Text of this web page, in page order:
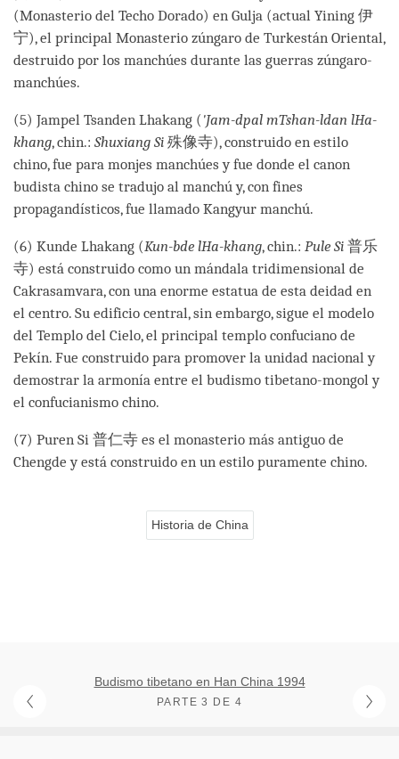
(Monasterio del Techo Dorado) en Gulja (actual Yining 伊
宁), el principal Monasterio zúngaro de Turkestán Oriental,
destruido por los manchúes durante las guerras zúngaro-
manchúes.
(5) Jampel Tsanden Lhakang ( 'Jam-dpal mTshan-ldan lHa-
khang, chin.: Shuxiang Si 殊像寺), construido en estilo
chino, fue para monjes manchúes y fue donde el canon
budista chino se tradujo al manchú y, con fines
propagandísticos, fue llamado Kangyur manchú.
(6) Kunde Lhakang (Kun-bde lHa-khang, chin.: Pule Si 普乐
寺) está construido como un mándala tridimensional de
Cakrasamvara, con una enorme estatua de esta deidad en
el centro. Su edificio central, sin embargo, sigue el modelo
del Templo del Cielo, el principal templo confuciano de
Pekín. Fue construido para promover la unidad nacional y
demostrar la armonía entre el budismo tibetano-mongol y
el confucianismo chino.
(7) Puren Si 普仁寺 es el monasterio más antiguo de
Chengde y está construido en un estilo puramente chino.
Historia de China
Budismo tibetano en Han China 1994
PARTE 3 DE 4